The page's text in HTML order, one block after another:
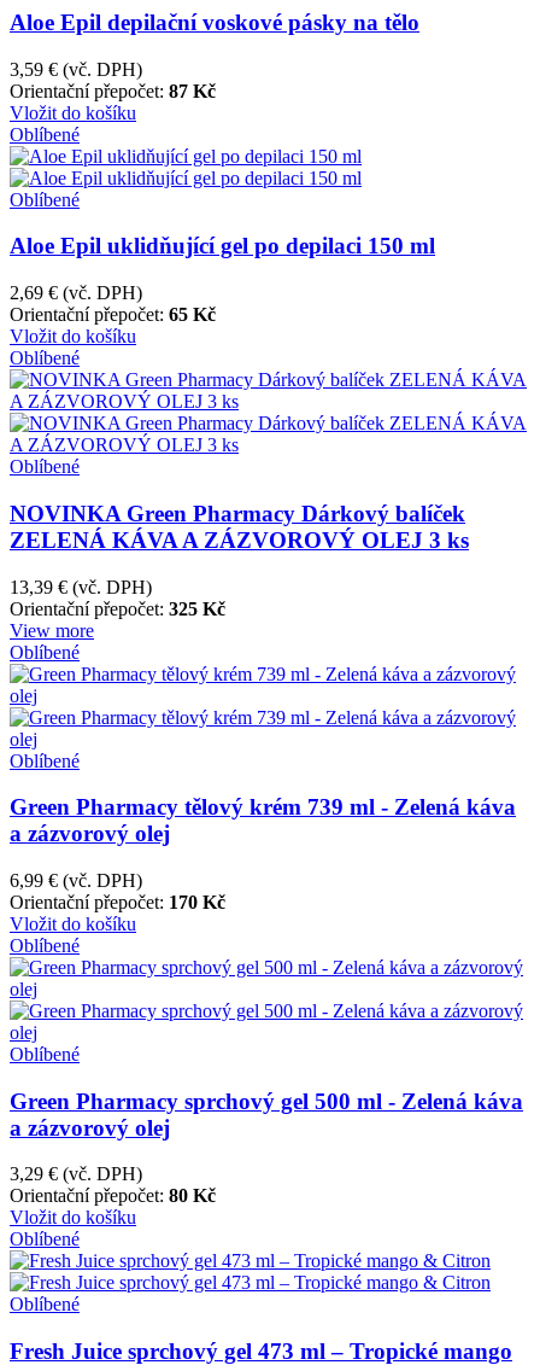
Aloe Epil depilační voskové pásky na tělo
3,59 € (vč. DPH)
Orientační přepočet: 87 Kč
Vložit do košíku
Oblíbené
Oblíbené
Aloe Epil uklidňující gel po depilaci 150 ml
2,69 € (vč. DPH)
Orientační přepočet: 65 Kč
Vložit do košíku
Oblíbené
Oblíbené
NOVINKA Green Pharmacy Dárkový balíček
ZELENÁ KÁVA A ZÁZVOROVÝ OLEJ 3 ks
13,39 € (vč. DPH)
Orientační přepočet: 325 Kč
View more
Oblíbené
Oblíbené
Green Pharmacy tělový krém 739 ml - Zelená káva
a zázvorový olej
6,99 € (vč. DPH)
Orientační přepočet: 170 Kč
Vložit do košíku
Oblíbené
Oblíbené
Green Pharmacy sprchový gel 500 ml - Zelená káva
a zázvorový olej
3,29 € (vč. DPH)
Orientační přepočet: 80 Kč
Vložit do košíku
Oblíbené
Oblíbené
Fresh Juice sprchový gel 473 ml – Tropické mango